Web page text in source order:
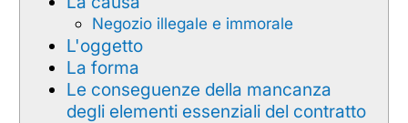
Negozio illegale e immorale
L'oggetto
La forma
Le conseguenze della mancanza
degli elementi essenziali del contratto